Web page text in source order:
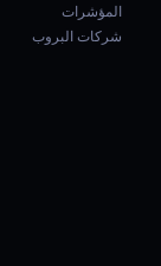
المؤشرات
شركات البروب